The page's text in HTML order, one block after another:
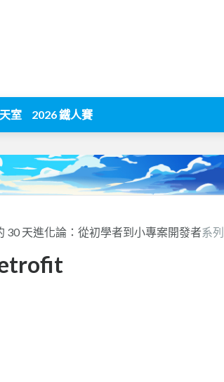
室 2026 鐵人賽
30 天進化論：從初學者到小專案開發者系